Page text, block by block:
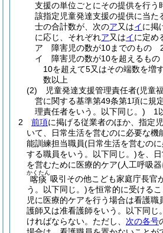
支援の単位ごとにその提供を行う
該指定児童発達支援の提供に当た
士の合計数が、次のア又はイに掲
に応じ、それぞれア又はイに定め
ア
障害児の数が10までのもの
イ
障害児の数が10を超えるも
10を超えて5又はその端数を増
数以上
(2)
児童発達支援管理責任者(児童
営に関する基準第49条第1項に規
理責任者をいう。以下同じ。) 1
2
前項に掲げる従業者のほか、指定
いて、日常生活を営むのに必要な機
能訓練担当職員(日常生活を営むの
する職員をいう。以下同じ。)を、
を営むために医療的ケア(人工呼吸器
喀痰
かくたん
吸引その他こども家庭庁長官
う。以下同じ。)を恒常的に受ける
児に医療的ケアを行う場合は看護職
護師又は准看護師をいう。以下同じ
ければならない。 ただし、 次の各号